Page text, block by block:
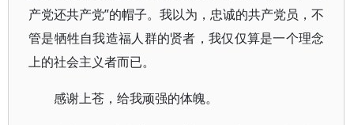
产党还共产党”的帽子。我以为，忠诚的共产党员，不
管是牺牲自我造福人群的贤者，我仅仅算是一个理念
上的社会主义者而已。
感谢上苍，给我顽强的体魄。